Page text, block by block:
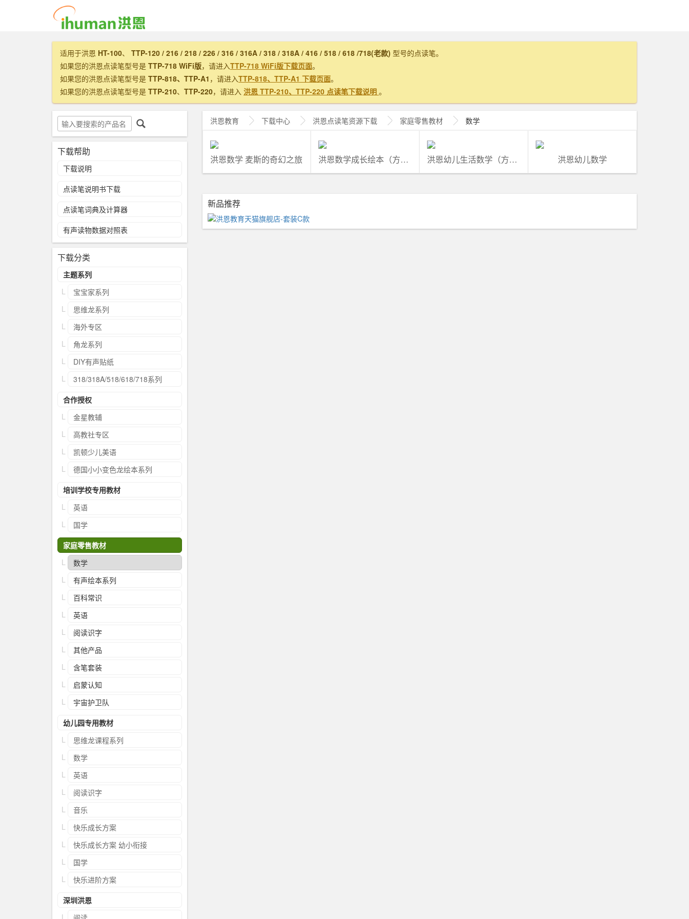
适用于洪恩 HT-100、 TTP-120 / 216 / 218 / 226 / 316 / 316A / 318 / 318A / 416 / 518 / 618 /718(老款) 型号的点读笔。
如果您的洪恩点读笔型号是 TTP-718 WiFi版，请进入TTP-718 WiFi版下载页面。
如果您的洪恩点读笔型号是 TTP-818、TTP-A1 ，请进入TTP-818、TTP-A1 下载页面。
如果您的洪恩点读笔型号是 TTP-210、 TTP-220，请进入 洪恩 TTP-210、TTP-220 点读笔下载说明 。
洪恩教育 下载中心 洪恩点读笔资源下载 家庭零售教材 数学
洪恩数学 麦斯的奇幻之旅 洪恩数学成长绘本（方盒及手提盒） 洪恩幼儿生活数学（方盒及手提盒） 洪恩幼儿数学
新品推荐
下载帮助
下载说明
点读笔说明书下载
点读笔词典及计算器
有声读物数据对照表
下载分类
主题系列
宝宝家系列
思维龙系列
海外专区
角龙系列
DIY有声贴纸
318/318A/518/618/718系列
合作授权
金星教辅
高教社专区
凯顿少儿美语
德国小小变色龙绘本系列
培训学校专用教材
英语
国学
家庭零售教材
数学
有声绘本系列
百科常识
英语
阅读识字
其他产品
含笔套装
启蒙认知
宇宙护卫队
幼儿园专用教材
思维龙课程系列
数学
英语
阅读识字
音乐
快乐成长方案
快乐成长方案 幼小衔接
国学
快乐进阶方案
深圳洪恩